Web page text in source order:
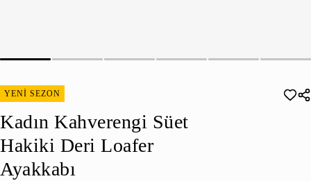
YENİ SEZON
Kadın Kahverengi Süet
Hakiki Deri Loafer
Ayakkabı